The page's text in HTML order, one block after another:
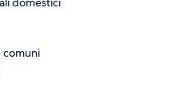
comuni